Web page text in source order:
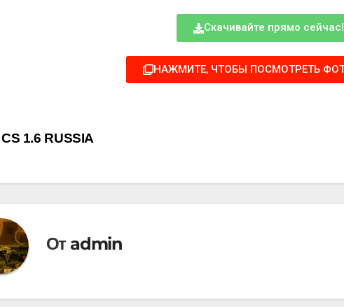
Скачивайте прямо сейчас!
НАЖМИТЕ, ЧТОБЫ ПОСМОТРЕТЬ
1.6 RUSSIA
От admin